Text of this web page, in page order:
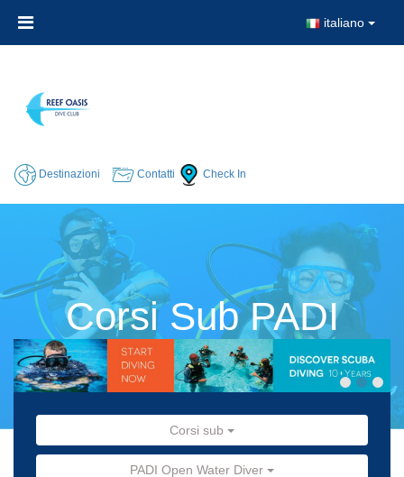
italiano
Destinazioni Contatti Check In
Corsi Sub PADI
Corsi sub
PADI Open Water Diver